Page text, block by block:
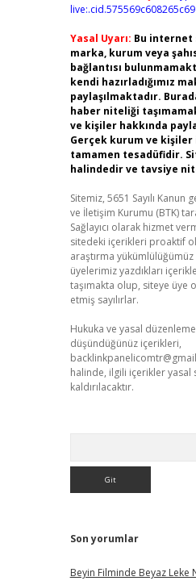
live:.cid.575569c608265c69
Yasal Uyarı: Bu internet
marka, kurum veya
bağlantısı
kendi hazırladığımız
paylaşılmaktadır.
haber niteliği
ve kişiler hakkında
Gerçek kurum ve
tamamen tesadüfidir.
halindedir ve tavsiye
Sitemiz, 5651 Sayılı
ve İletişim Kurumu (BTK)
Sağlayıcı olarak hizmet
sitedeki içerikleri proaktif
araştırma
üyelerimiz yazdıkları
taşımakta olup, siteye üye
etmiş sayılırlar.
Hukuka ve yasal
düşündüğünüz içerikleri,
halinde, ilgili içerikler
kaldırılacaktır.
Son yorumlar
Beyin Filminde Beyaz Leke